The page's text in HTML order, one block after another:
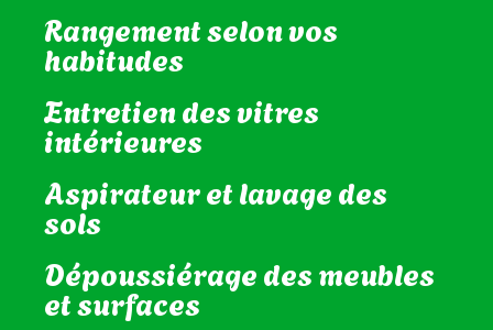
Rangement selon vos
habitudes
Entretien des vitres
intérieures
Aspirateur et lavage des
sols
Dépoussiérage des meubles
et surfaces